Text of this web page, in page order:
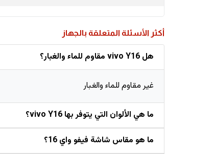
أكثر الأسئلة المتعلقة بالجهاز
هل vivo Y16 مقاوم للماء والغبار؟
غير مقاوم للماء والغبار
ما هي الألوان التي يتوفر بها vivo Y16؟
ما هو مقاس شاشة فيفو واي 16؟